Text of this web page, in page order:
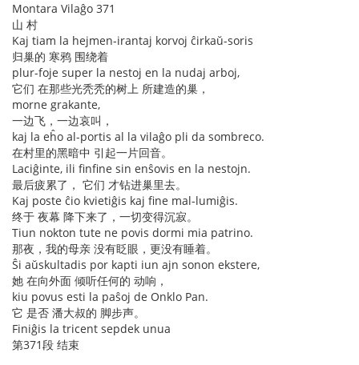
Montara Vilaĝo 371
山 村
Kaj tiam la hejmen-irantaj korvoj ĉirkaŭ-soris
归巢的 寒鸦 围绕着
plur-foje super la nestoj en la nudaj arboj,
它们 在那些光秃秃的树上 所建造的巢，
morne grakante,
一边飞，一边哀叫，
kaj la eĥo al-portis al la vilaĝo pli da sombreco.
在村里的黑暗中 引起一片回音。
Laciĝinte, ili finfine sin enŝovis en la nestojn.
最后疲累了， 它们 才钻进巢里去。
Kaj poste ĉio kvietiĝis kaj fine mal-lumiĝis.
终于 夜幕 降下来了，一切变得沉寂。
Tiun nokton tute ne povis dormi mia patrino.
那夜，我的母亲 没有眨眼，更没有睡着。
Ŝi aŭskultadis por kapti iun ajn sonon ekstere,
她 在向外面 倾听任何的 动响，
kiu povus esti la paŝoj de Onklo Pan.
它 是否 潘大叔的 脚步声。
Finiĝis la tricent sepdek unua
第371段 结束